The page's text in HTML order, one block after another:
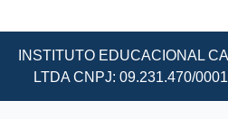
INSTITUTO EDUCACIONAL
LTDA CNPJ: 09.231.470/